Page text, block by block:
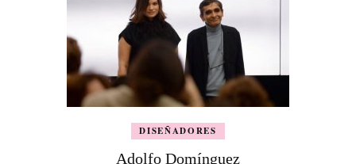
DISEÑADORES
Adolfo Domínguez